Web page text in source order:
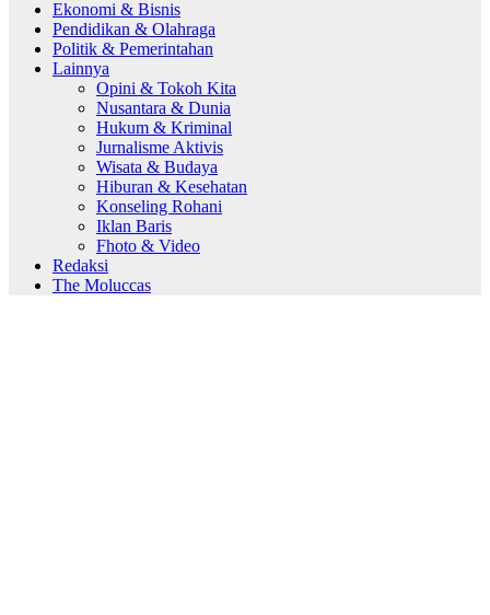
Ekonomi & Bisnis
Pendidikan & Olahraga
Politik & Pemerintahan
Lainnya
Opini & Tokoh Kita
Nusantara & Dunia
Hukum & Kriminal
Jurnalisme Aktivis
Wisata & Budaya
Hiburan & Kesehatan
Konseling Rohani
Iklan Baris
Fhoto & Video
Redaksi
The Moluccas